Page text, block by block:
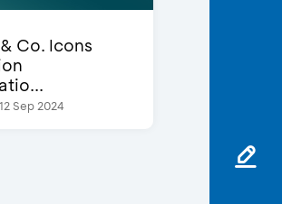
Co. Icons
Sep 2024